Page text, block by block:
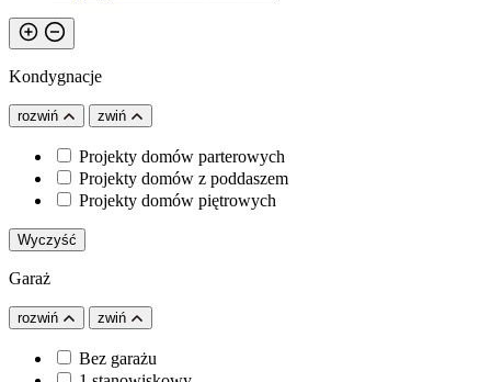
Kondygnacje
rozwiń zwiń
Projekty domów parterowych
Projekty domów z poddaszem
Projekty domów piętrowych
Wyczyść
Garaż
rozwiń zwiń
Bez garażu